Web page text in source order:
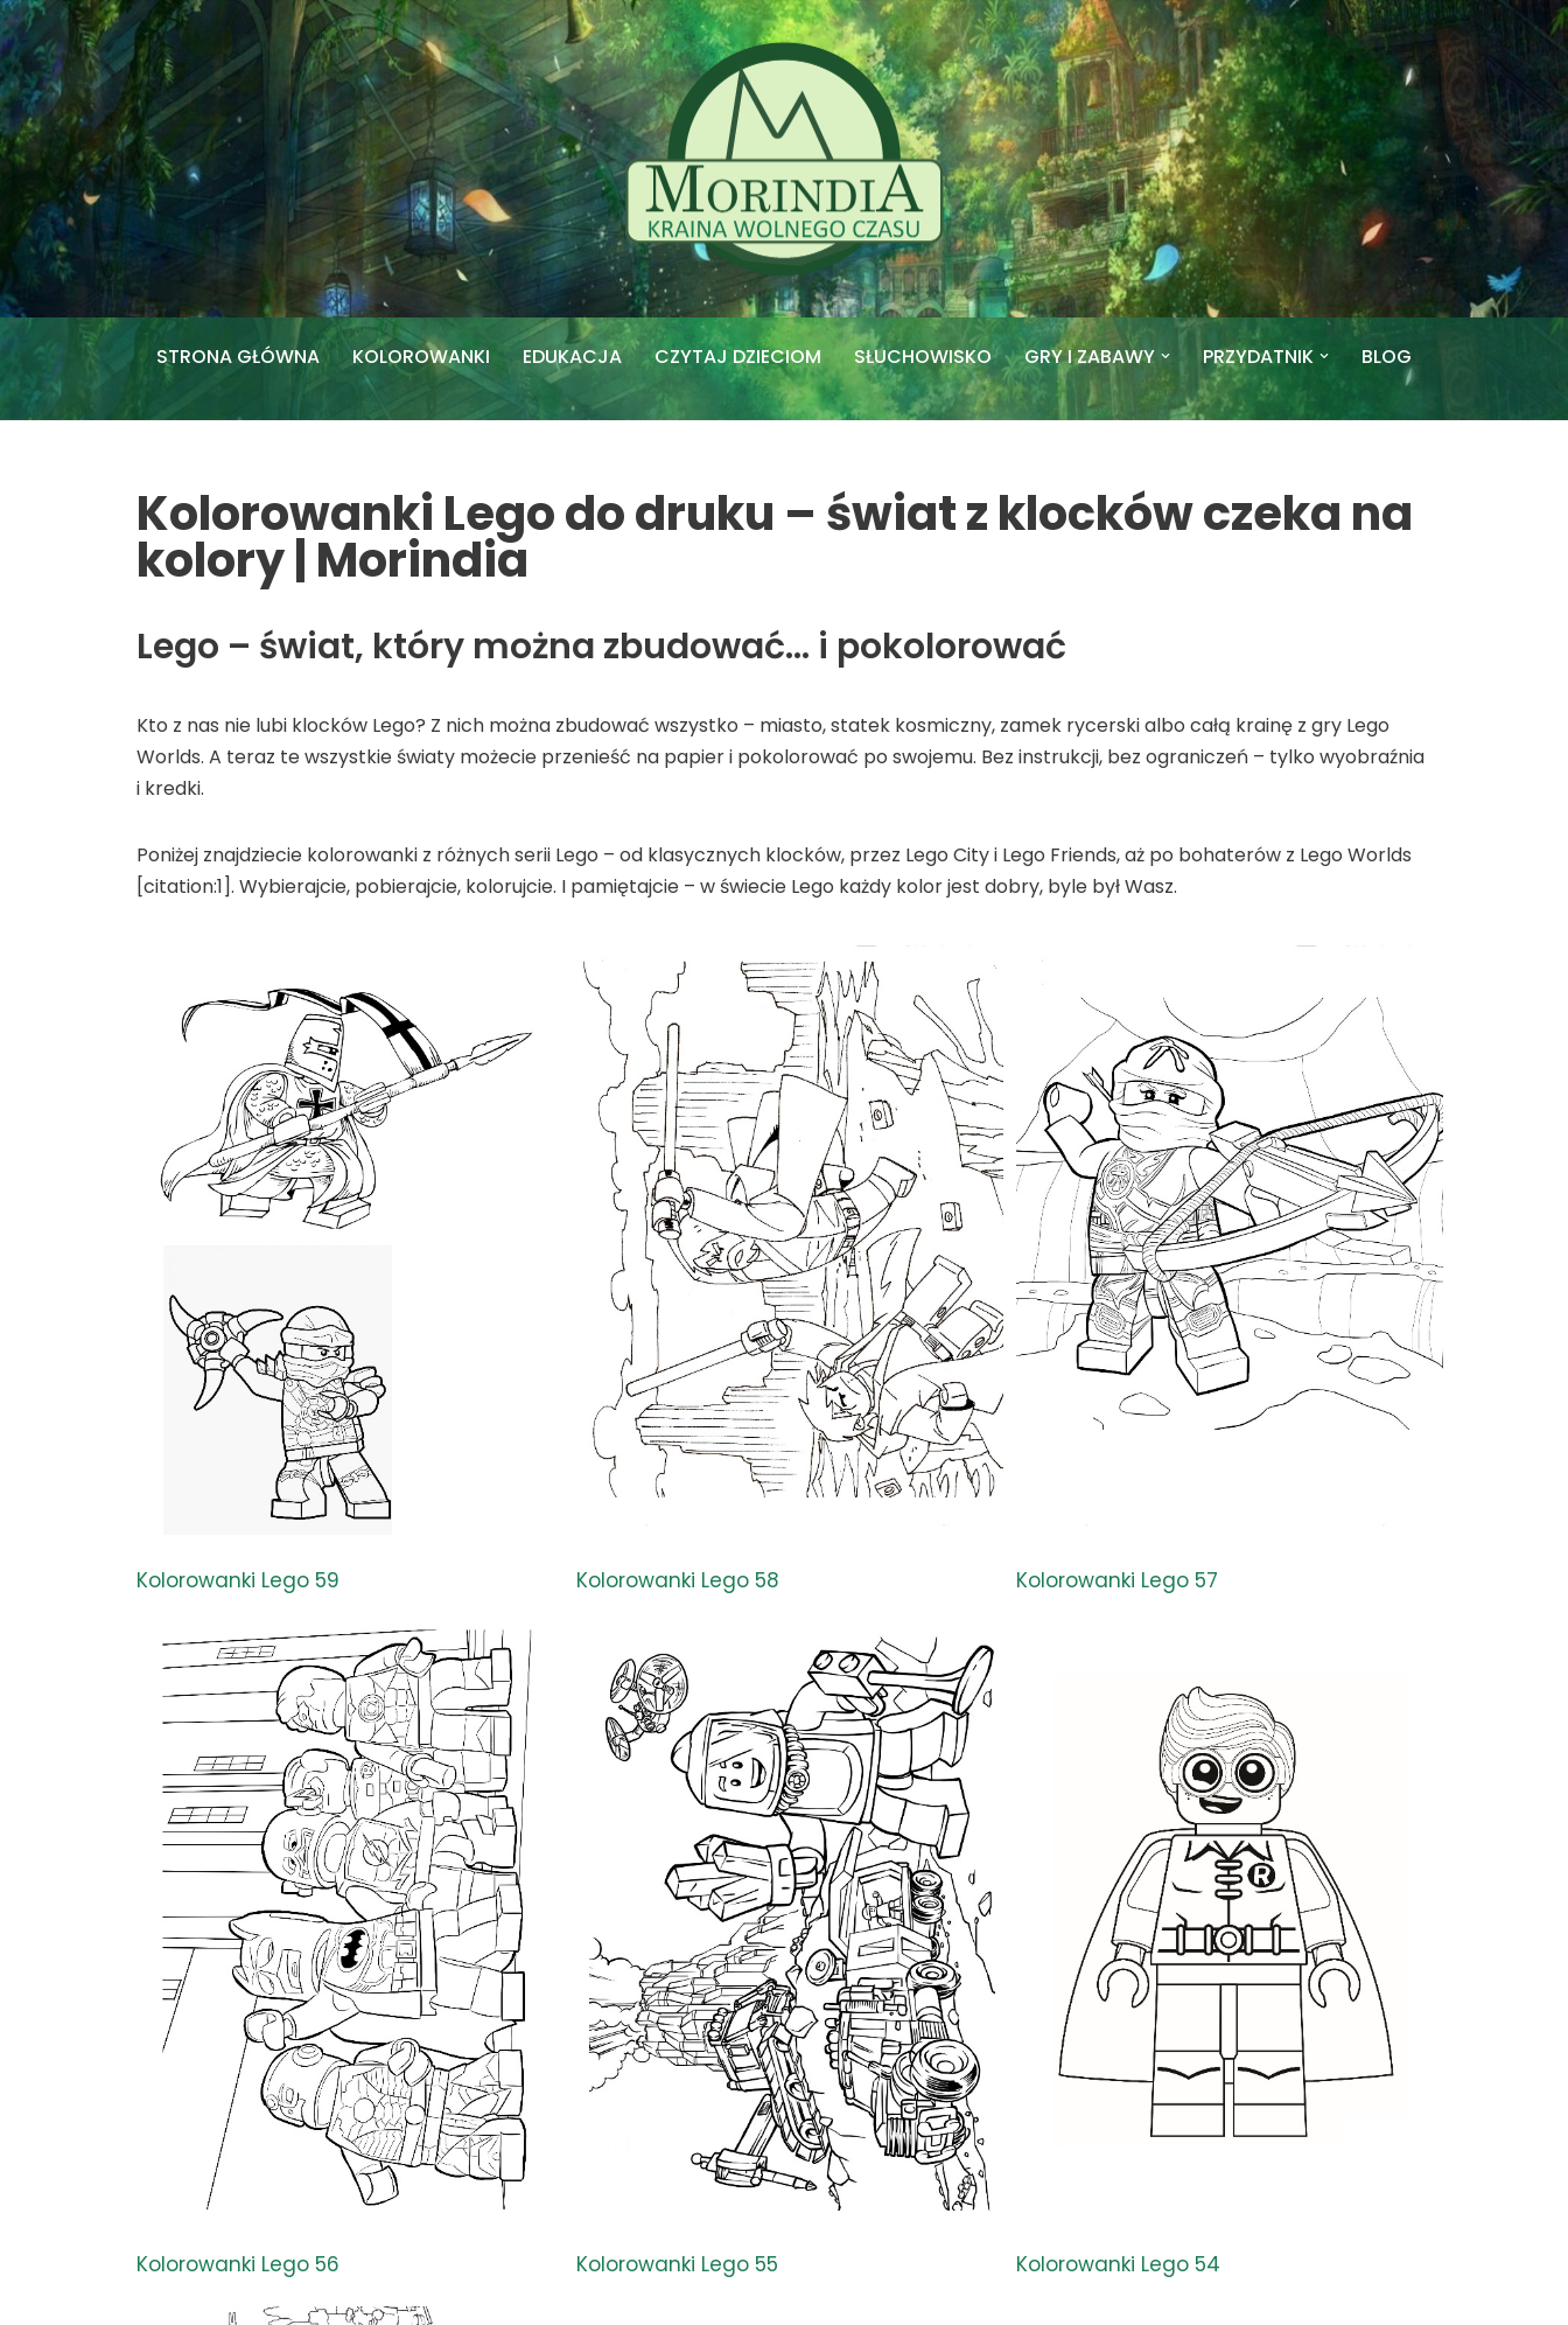
Przejdź
do
treści
STRONA GŁÓWNA KOLOROWANKI EDUKACJA CZYTAJ DZIECIOM SŁUCHOWISKO GRY I ZABAWY PRZYDATNIK BLOG
Kolorowanki Lego do druku – świat z klocków czeka na
kolory | Morindia
Lego – świat, który można zbudować… i pokolorować
Kto z nas nie lubi klocków Lego? Z nich można zbudować wszystko – miasto, statek kosmiczny, zamek rycerski albo całą krainę z gry Lego
Worlds. A teraz te wszystkie światy możecie przenieść na papier i pokolorować po swojemu. Bez instrukcji, bez ograniczeń – tylko wyobraźnia
i kredki.
Poniżej znajdziecie kolorowanki z różnych serii Lego – od klasycznych klocków, przez Lego City i Lego Friends, aż po bohaterów z Lego Worlds
[citation:1]. Wybierajcie, pobierajcie, kolorujcie. I pamiętajcie – w świecie Lego każdy kolor jest dobry, byle był Wasz.
Kolorowanki Lego 59 Kolorowanki Lego 58 Kolorowanki Lego 57
Kolorowanki Lego 56 Kolorowanki Lego 55 Kolorowanki Lego 54